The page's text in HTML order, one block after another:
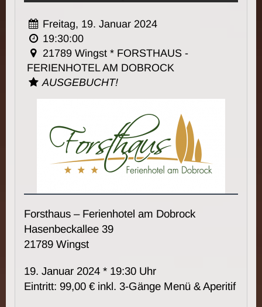
Freitag, 19. Januar 2024
19:30:00
21789 Wingst * FORSTHAUS -
FERIENHOTEL AM DOBROCK
AUSGEBUCHT!
Forsthaus – Ferienhotel am Dobrock
Hasenbeckallee 39
21789 Wingst
19. Januar 2024 * 19:30 Uhr
Eintritt: 99,00 € inkl. 3-Gänge Menü & Aperitif